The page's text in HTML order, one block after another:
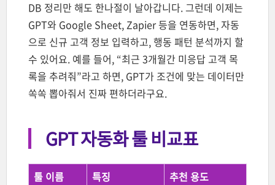
DB 정리만 해도 한나절이 날아갑니다. 그런데 이제는
GPT와 Google Sheet, Zapier 등을 연동하면, 자동
으로 신규 고객 정보 입력하고, 행동 패턴 분석까지 할
수 있어요. 예를 들어, “최근 3개월간 미응답 고객 목
록을 추려줘”라고 하면, GPT가 조건에 맞는 데이터만
쏙쏙 뽑아줘서 진짜 편하더라구요.
GPT 자동화 툴 비교표
툴 이름 특징 추천 용도